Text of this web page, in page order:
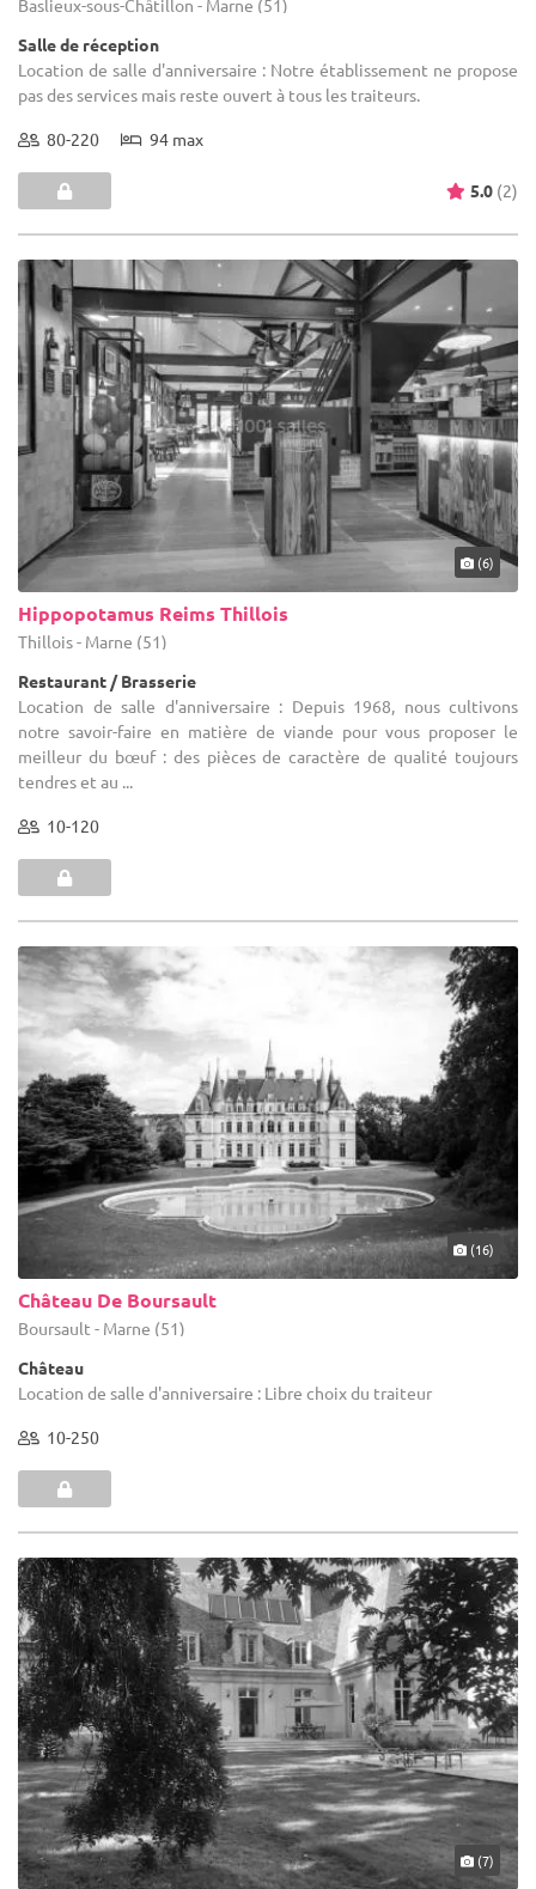
Baslieux-sous-Châtillon - Marne (51)
Salle de réception
Location de salle d'anniversaire : Notre établissement ne propose
pas des services mais reste ouvert à tous les traiteurs.
80-220 94 max
5.0 (2)
(6)
Hippopotamus Reims Thillois
Thillois - Marne (51)
Restaurant / Brasserie
Location de salle d'anniversaire : Depuis 1968, nous cultivons
notre savoir-faire en matière de viande pour vous proposer le
meilleur du bœuf : des pièces de caractère de qualité toujours
tendres et au ...
10-120
(16)
Château De Boursault
Boursault - Marne (51)
Château
Location de salle d'anniversaire : Libre choix du traiteur
10-250
(7)